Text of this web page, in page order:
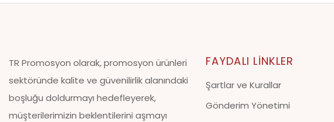
TR Promosyon olarak, promosyon ürünleri
sektöründe kalite ve güvenilirlik alanındaki
boşluğu doldurmayı hedefleyerek,
müşterilerimizin beklentilerini aşmayı
FAYDALI LINKLER
Şartlar ve Kurallar
Gönderim Yönetimi